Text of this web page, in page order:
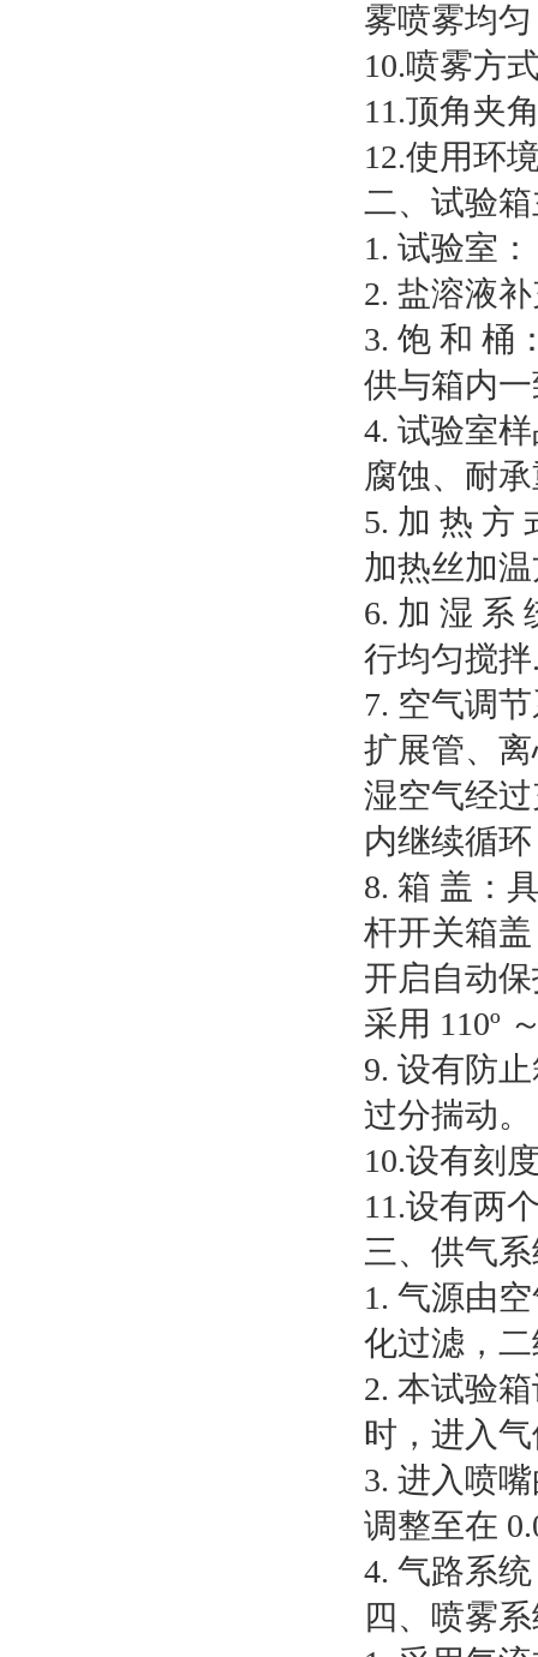
雾喷雾均
10.喷雾方
11.顶角夹
12.使用环
二、试验
1. 试验室
2. 盐溶液
3. 饱 和 桶
供与箱内
4. 试验室
腐蚀、耐
5. 加 热 方
加热丝加
6. 加 湿 系
行均匀搅
7. 空气调
扩展管、
湿空气经
内继续循
8. 箱 盖：
杆开关箱
开启自动
采用 110º
9. 设有防
过分揣动。
10.设有刻
11.设有两
三、供气
1. 气源由
化过滤，
2. 本试验
时，进入
3. 进入喷
调整至在
4. 气路系
四、喷雾